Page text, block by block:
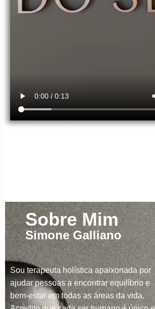
Sobre Mim
Simone Galliano
Sou terapeuta holística apaixonada por
ajudar pessoas a encontrar equilíbrio e
bem-estar em todas as áreas da vida.